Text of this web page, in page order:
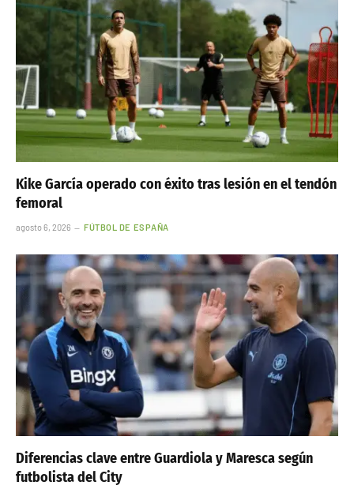
Kike García operado con éxito tras lesión en el tendón
femoral
agosto 6, 2026 FÚTBOL DE ESPAÑA
Diferencias clave entre Guardiola y Maresca según
futbolista del City